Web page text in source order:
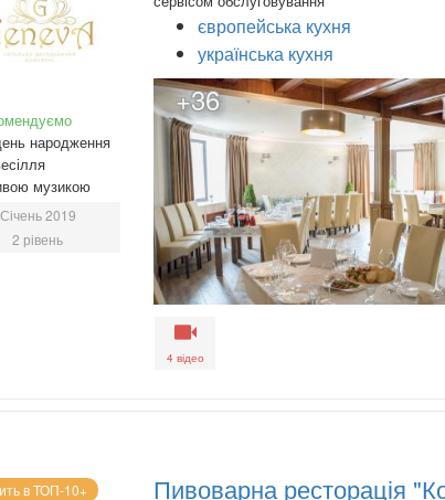
народження
музикою
Січень 2019
2 рівень
європейська кухня
українська кухня
+36
4 відео
в ТОП-10+ Пивоварна ресторація